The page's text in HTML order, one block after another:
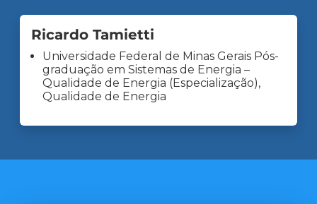
Ricardo Tamietti
Universidade Federal de Minas Gerais Pós-
graduação em Sistemas de Energia –
Qualidade de Energia (Especialização),
Qualidade de Energia